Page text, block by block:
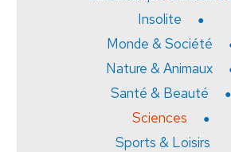
Insolite
Monde & Société
Nature & Animaux
Santé & Beauté
Sciences
Sports & Loisirs